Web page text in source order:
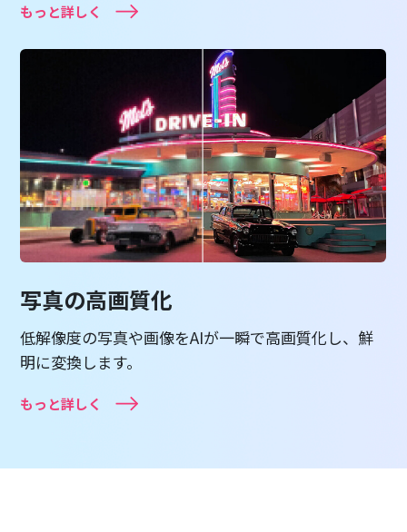
もっと詳しく
写真の高画質化
低解像度の写真や画像をAIが一瞬で高画質化し、鮮
明に変換します。
もっと詳しく